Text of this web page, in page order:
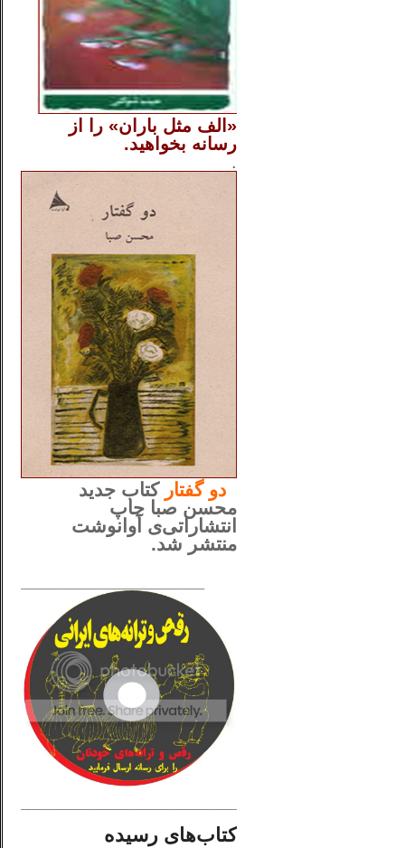
«الف مثل باران» را از
رسانه بخواهید.
.
دوگفتار کتاب جدید
محسن صبا چاپ
انتشاراتی‌ی آوانوشت
منتشر شد.
کتاب‌های رسیده